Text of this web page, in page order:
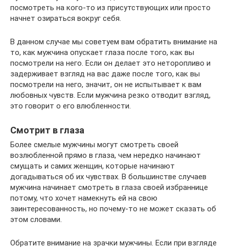
посмотреть на кого-то из присутствующих или просто
начнет озираться вокруг себя.
В данном случае мы советуем вам обратить внимание на
то, как мужчина опускает глаза после того, как вы
посмотрели на него. Если он делает это неторопливо и
задерживает взгляд на вас даже после того, как вы
посмотрели на него, значит, он не испытывает к вам
любовных чувств. Если мужчина резко отводит взгляд,
это говорит о его влюбленности.
Смотрит в глаза
Более смелые мужчины могут смотреть своей
возлюбленной прямо в глаза, чем нередко начинают
смущать и самих женщин, которые начинают
догадываться об их чувствах. В большинстве случаев
мужчина начинает смотреть в глаза своей избраннице
потому, что хочет намекнуть ей на свою
заинтересованность, но почему-то не может сказать об
этом словами.
Обратите внимание на зрачки мужчины. Если при взгляде